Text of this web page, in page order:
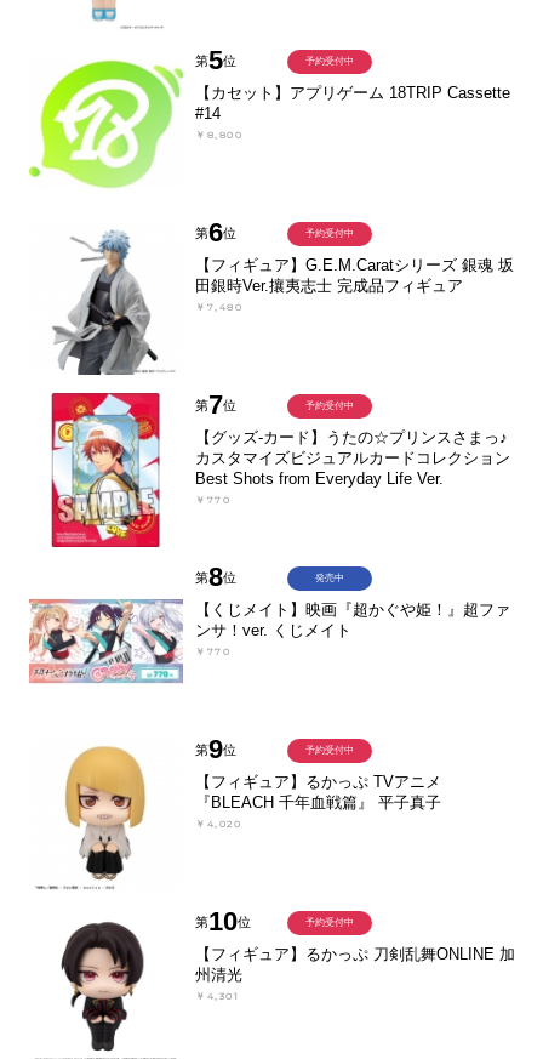
第5位
【カセット】アプリゲーム 18TRIP Cassette
#14
￥8,800
予約受付中
第6位
【フィギュア】G.E.M.Caratシリーズ 銀魂 坂
田銀時Ver.攘夷志士 完成品フィギュア
￥7,480
予約受付中
第7位
【グッズ-カード】うたの☆プリンスさまっ♪
カスタマイズビジュアルカードコレクション
Best Shots from Everyday Life Ver.
￥770
予約受付中
第8位
【くじメイト】映画『超かぐや姫！』超ファ
ンサ！ver. くじメイト
￥770
発売中
第9位
【フィギュア】るかっぷ TVアニメ
『BLEACH 千年血戦篇』 平子真子
￥4,020
予約受付中
第10位
【フィギュア】るかっぷ 刀剣乱舞ONLINE 加
州清光
￥4,301
予約受付中